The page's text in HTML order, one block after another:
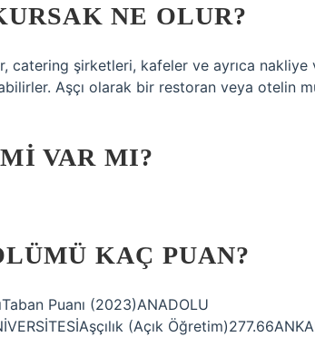
NE OLUR?
catering şirketleri, kafeler ve ayrıca nakliye
Aşçı olarak bir restoran veya otelin
VAR MI?
KAÇ PUAN?
Puanı (2023)ANADOLU
(Açık